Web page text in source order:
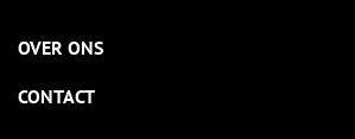
OVER ONS
CONTACT